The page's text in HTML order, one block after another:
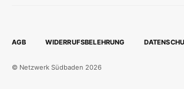
AGB WIDERRUFSBELEHRUNG
© Netzwerk Südbaden 2026